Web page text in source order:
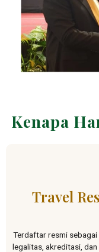
Kenapa
Travel
Terdaftar resmi sebagai
legalitas, akreditasi,